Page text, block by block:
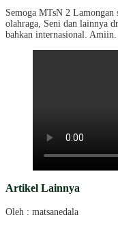
Semoga MTsN 2
olahraga, Seni dan lainnya
bahkan internasional. Amiin.
Artikel Lainnya
Oleh : matsanedala